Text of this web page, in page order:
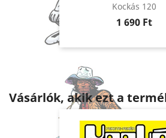
Kockás 120
Ár
1 690 Ft
Vásárlók, akik ezt a